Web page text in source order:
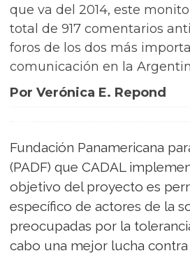
que va del 2014, este
total de 917 comentarios
foros de los dos más
comunicación en la
Por Verónica E. Repond
Fundación Panamericana
(PADF) que CADAL
objetivo del proyecto es
específico de actores de la
preocupadas por la
cabo una mejor lucha